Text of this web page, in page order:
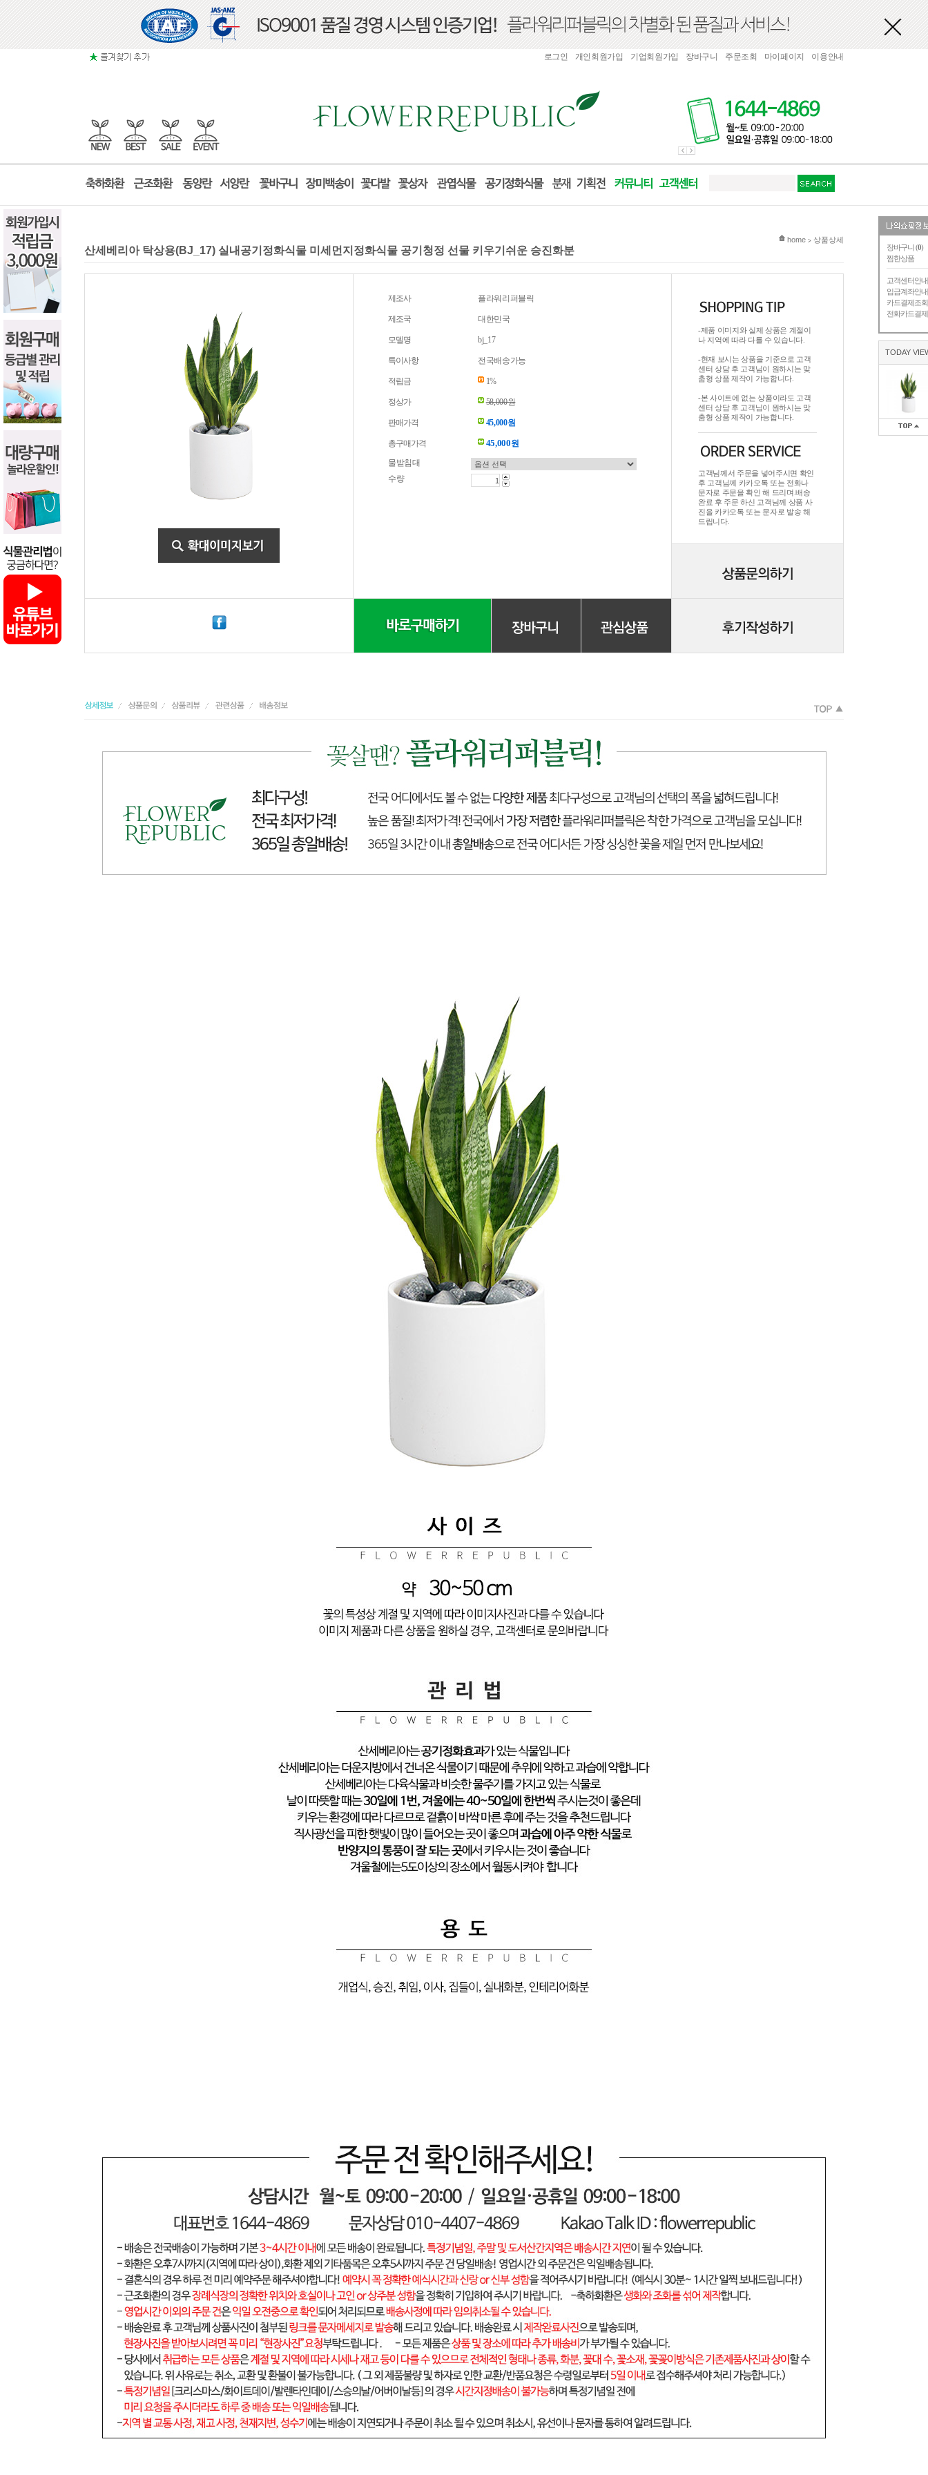
장바구니 (0)
찜한상품
고객센터안내
입금계좌안내
카드결제조회
전화카드결제
TODAY
로그인 개인회원가입 기업회원가입 장바구니 주문조회 마이페이지 이용안내
현재 위치
home > 상품상세
산세베리아 탁상용(BJ_17) 실내공기정화식물 미세먼지정화식물 공기청정 선물 키우기쉬운 승진화분
제조사 플라워리퍼블릭
제조국 대한민국
모델명 bj_17
특이사항 전국배송가능
적립금 1%
정상가 58,000원
판매가격 45,000원
총구매가격 45,000원
물받침대
수량
-제품 이미지와 실제 상품은 계절이
나 지역에 따라 다를 수 있습니다.
-현재 보시는 상품을 기준으로 고객
센터 상담 후 고객님이 원하시는 맞
춤형 상품 제작이 가능합니다.
-본 사이트에 없는 상품이라도 고객
센터 상담 후 고객님이 원하시는 맞
춤형 상품 제작이 가능합니다.
고객님께서 주문을 넣어주시면 확인
후 고객님께 카카오톡 또는 전화나
문자로 주문을 확인 해 드리며.배송
완료 후 주문 하신 고객님께 상품 사
진을 카카오톡 또는 문자로 발송 해
드립니다.